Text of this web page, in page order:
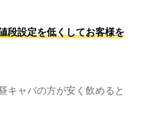
段設定を低くしてお客様を
キャバの方が安く飲めると